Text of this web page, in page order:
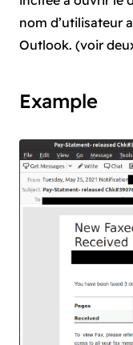
nom d’utilisateur
Outlook. (voir
Example